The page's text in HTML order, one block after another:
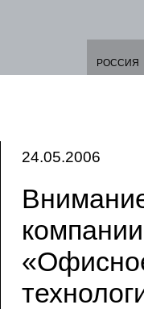
РОССИЯ
24.05.2006